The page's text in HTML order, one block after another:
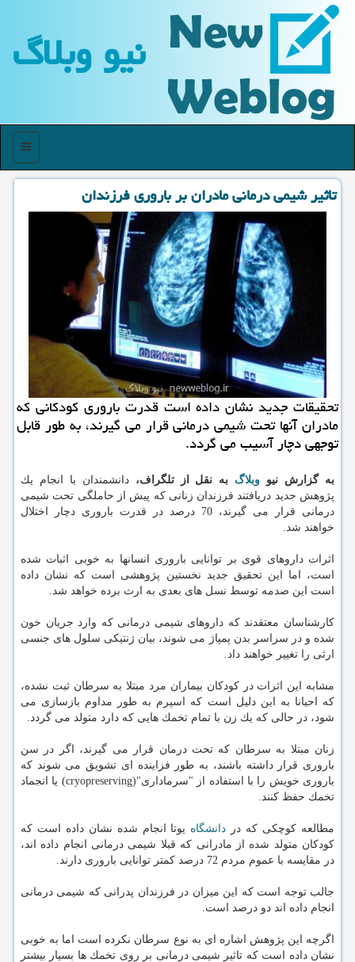
نیو وبلاگ
منو
تاثیر شیمی درمانی مادران بر باروری فرزندان
تحقیقات جدید نشان داده است قدرت باروری كودكانی كه
مادران آنها تحت شیمی درمانی قرار می گیرند، به طور قابل
توجهی دچار آسیب می گردد.
به گزارش نیو وبلاگ به نقل از تلگراف،دانشمندان با انجام یك
پژوهش جدید دریافتند فرزندان زنانی كه پیش از حاملگی تحت شیمی
درمانی قرار می گیرند، 70 درصد در قدرت باروری دچار اختلال
خواهند شد.
اثرات داروهای قوی بر توانایی باروری انسانها به خوبی اثبات شده
است، اما این تحقیق جدید نخستین پژوهشی است كه نشان داده
است این صدمه توسط نسل های بعدی به ارث برده خواهد شد.
كارشناسان معتقدند كه داروهای شیمی درمانی كه وارد جریان خون
شده و در سراسر بدن پمپاژ می شوند، بیان ژنتیكی سلول های جنسی
ارثی را تغییر خواهند داد.
مشابه این اثرات در كودكان بیماران مرد مبتلا به سرطان ثبت نشده،
كه احیانا به این دلیل است كه اسپرم به طور مداوم بازسازی می
شود، در حالی كه یك زن با تمام تخمك هایی كه دارد متولد می گردد.
زنان مبتلا به سرطان كه تحت درمان قرار می گیرند، اگر در سن
باروری قرار داشته باشند، به طور فزاینده ای تشویق می شوند كه
باروری خویش را با استفاده از "سرماداری"(cryopreserving) یا انجماد
تخمك حفظ كنند.
مطالعه كوچكی كه در دانشگاه یوتا انجام شده نشان داده است كه
كودكان متولد شده از مادرانی كه قبلا شیمی درمانی انجام داده اند،
در مقایسه با عموم مردم 72 درصد كمتر توانایی باروری دارند.
جالب توجه است كه این میزان در فرزندان پدرانی كه شیمی درمانی
انجام داده اند دو درصد است.
اگرچه این پژوهش اشاره ای به نوع سرطان نكرده است اما به خوبی
نشان داده است كه تاثیر شیمی درمانی بر روی تخمك ها بسیار بیشتر